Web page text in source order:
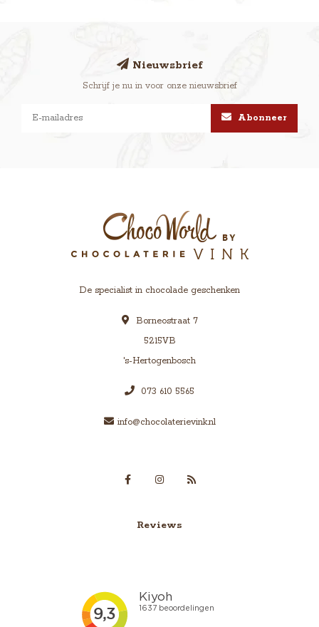
Nieuwsbrief
Schrijf je nu in voor onze nieuwsbrief
Abonneer
De specialist in chocolade geschenken
Borneostraat 7
5215VB
's-Hertogenbosch
073 610 5565
info@chocolaterievink.nl
Reviews